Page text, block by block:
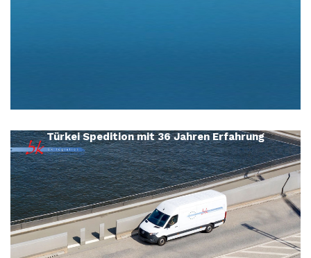
Türkei Spedition mit 36 Jahren Erfahrung